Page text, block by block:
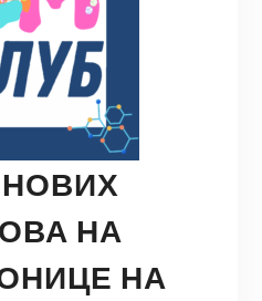
НА
НА